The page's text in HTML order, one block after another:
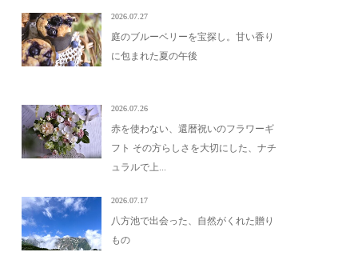
2026.07.27
庭のブルーベリーを宝探し。甘い香り
に包まれた夏の午後
2026.07.26
赤を使わない、還暦祝いのフラワーギ
フト その方らしさを大切にした、ナチ
ュラルで上...
2026.07.17
八方池で出会った、自然がくれた贈り
もの